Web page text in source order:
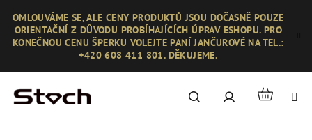
obsah
OMLOUVÁME SE, ALE CENY PRODUKTŮ JSOU DOČASNĚ POUZE
ORIENTAČNÍ Z DŮVODU PROBÍHAJÍCÍCH ÚPRAV ESHOPU. PRO
KONEČNOU CENU ŠPERKU VOLEJTE PANÍ JANČUROVÉ NA TEL.:
+420 608 411 801. DĚKUJEME.
Hledat PřihlášeníNákupní